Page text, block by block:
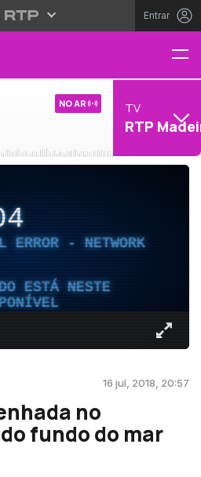
Entrar
NO AR TV
RTP
ERROR - NETWORK
ESTÁ NESTE
16 jul, 2018, 20:57
no
fundo do mar